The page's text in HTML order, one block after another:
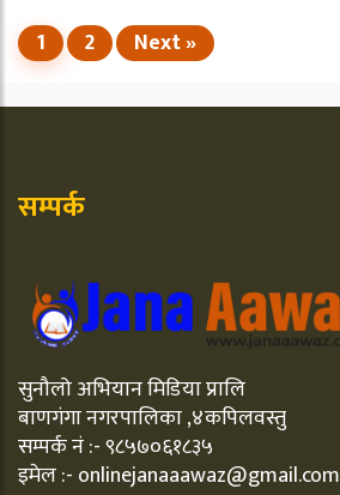
1 2 Next »
सम्पर्क
सुनौलो अभियान मिडिया प्रालि
बाणगंगा नगरपालिका ,४कपिलवस्तु
सम्पर्क नं :- ९८५७०६१८३५
इमेल :- onlinejanaaawaz@gmail.com